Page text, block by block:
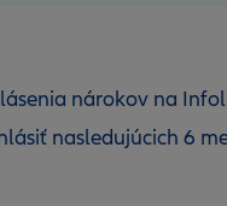
nárokov na
nasledujúcich 6